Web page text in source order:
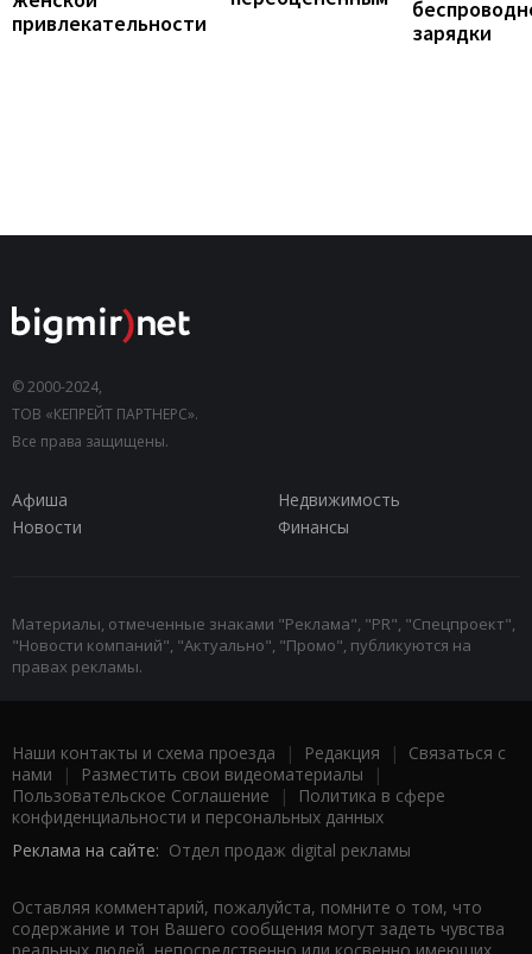
привлекательности
зарядки
© 2000-2024,
ТОВ «КЕПРЕЙТ ПАРТНЕРС».
Все права защищены.
Афиша
Недвижимость
Новости
Финансы
Материалы, отмеченные знаками "Реклама", "PR", "Спецпроект",
"Новости компаний", "Актуально", "Промо", публикуются на
правах рекламы.
Наши контакты и схема проезда | Редакция | Связаться с
нами | Разместить свои видеоматериалы |
Пользовательское Соглашение |
Политика в сфере
конфиденциальности и персональных данных
Реклама на сайте: Отдел продаж digital рекламы
Оставляя комментарий, пожалуйста, помните о том, что
содержание и тон Вашего сообщения могут задеть чувства